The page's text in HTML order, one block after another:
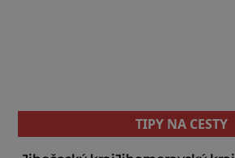
TIPY NA CESTY